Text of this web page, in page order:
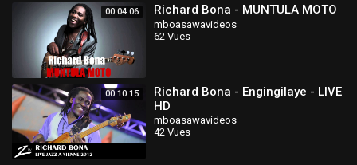
00:04:06 Richard Bona - MUNTULA MOTO
mboasawavideos
62 Vues
00:10:15
Richard Bona - Engingilaye - LIVE
HD
mboasawavideos
42 Vues